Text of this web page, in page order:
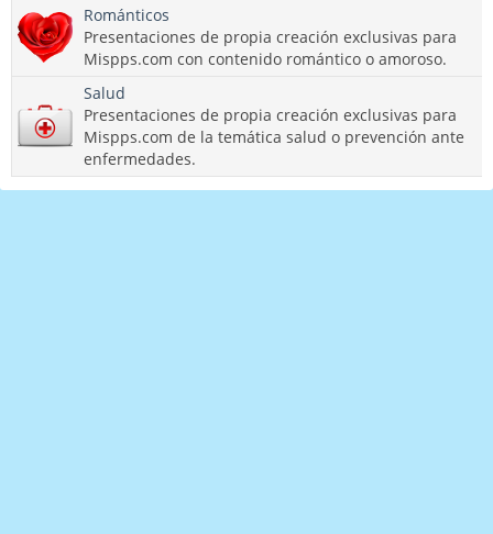
Románticos
Presentaciones de propia creación exclusivas para
Mispps.com con contenido romántico o amoroso.
Salud
Presentaciones de propia creación exclusivas para
Mispps.com de la temática salud o prevención ante
enfermedades.